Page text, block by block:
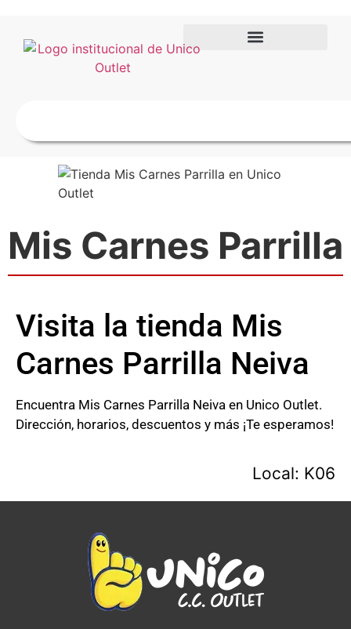
Mis Carnes Parrilla
Visita la tienda Mis
Carnes Parrilla Neiva
Encuentra Mis Carnes Parrilla Neiva en Unico Outlet.
Dirección, horarios, descuentos y más ¡Te esperamos!
Local: K06